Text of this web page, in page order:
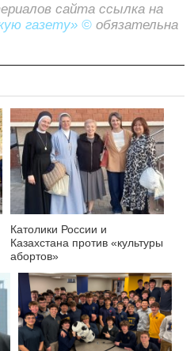
сайта ссылка на
газету» © обязательна
Католики России и
Казахстана против «культуры
абортов»